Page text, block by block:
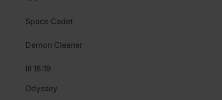
Space Cadet
Demon Cleaner
III 18:19
Odyssey